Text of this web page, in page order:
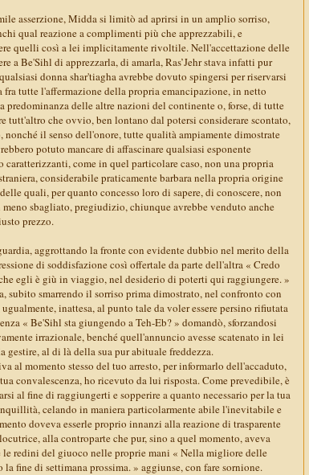
asserzione, Midda si limitò ad aprirsi in un amplio sorriso,
qual reazione a complimenti più che apprezzabili, e
quelli così a lei implicitamente rivoltile. Nell'accettazione delle
a Be'Sihl di apprezzarla, di amarla, Ras’Jehr stava infatti pur
donna shar'tiagha avrebbe dovuto spingersi per riservarsi
fra tutte l'affermazione della propria emancipazione, in netto
predominanza delle altre nazioni del continente o, forse, di tutte
tutt'altro che ovvio, ben lontano dal potersi considerare scontato,
il senso dell'onore, tutte qualità ampiamente dimostrate
potuto mancare di affascinare qualsiasi esponente
come in quel particolare caso, non una propria
considerabile praticamente barbara nella propria origine
quali, per quanto concesso loro di sapere, di conoscere, non
sbagliato, pregiudizio, chiunque avrebbe venduto anche
prezzo.
aggrottando la fronte con evidente dubbio nel merito della
di soddisfazione così offertale da parte dell'altra « Credo
egli è giù in viaggio, nel desiderio di poterti qui raggiungere. »
subito smarrendo il sorriso prima dimostrato, nel confronto con
inattesa, al punto tale da voler essere persino rifiutata
« Be'Sihl sta giungendo a Teh-Eb? » domandò, sforzandosi
irrazionale, benché quell'annuncio avesse scatenato in lei
al di là della sua pur abituale freddezza.
al momento stesso del tuo arresto, per informarlo dell'accaduto,
convalescenza, ho ricevuto da lui risposta. Come prevedibile, è
al fine di raggiungerti e sopperire a quanto necessario per la tua
celando in maniera particolarmente abile l'inevitabile e
doveva esserle proprio innanzi alla reazione di trasparente
alla controparte che pur, sino a quel momento, aveva
le redini del giuoco nelle proprie mani « Nella migliore delle
fine di settimana prossima. » aggiunse, con fare sornione.